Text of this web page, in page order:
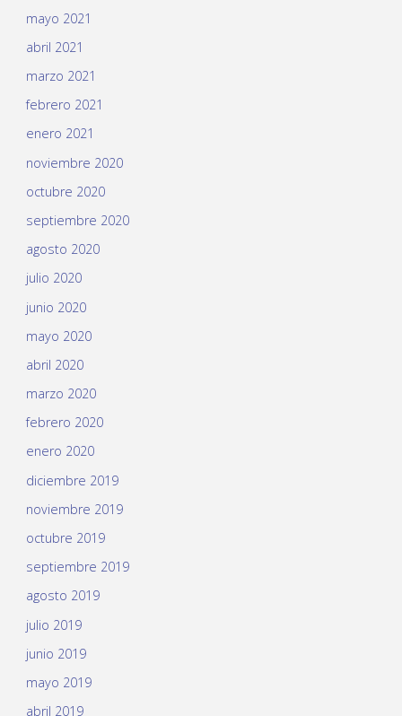
mayo 2021
abril 2021
marzo 2021
febrero 2021
enero 2021
noviembre 2020
octubre 2020
septiembre 2020
agosto 2020
julio 2020
junio 2020
mayo 2020
abril 2020
marzo 2020
febrero 2020
enero 2020
diciembre 2019
noviembre 2019
octubre 2019
septiembre 2019
agosto 2019
julio 2019
junio 2019
mayo 2019
abril 2019